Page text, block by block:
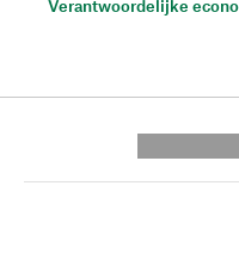
Verantwoordelijke